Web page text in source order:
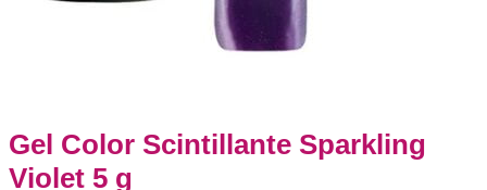
Gel Color Scintillante Sparkling
Violet 5 g